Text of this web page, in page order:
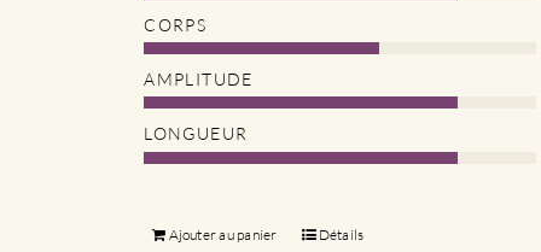
CORPS
AMPLITUDE
LONGUEUR
Ajouter au panier Détails